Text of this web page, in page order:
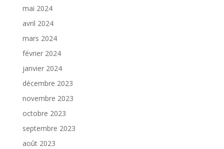
mai 2024
avril 2024
mars 2024
février 2024
janvier 2024
décembre 2023
novembre 2023
octobre 2023
septembre 2023
août 2023